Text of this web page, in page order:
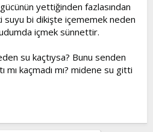
yettiğinden fazlasından
bi dikişte içememek neden
içmek sünnettir.
su kaçtıysa? Bunu senden
mı kaçmadı mı? midene su gitti